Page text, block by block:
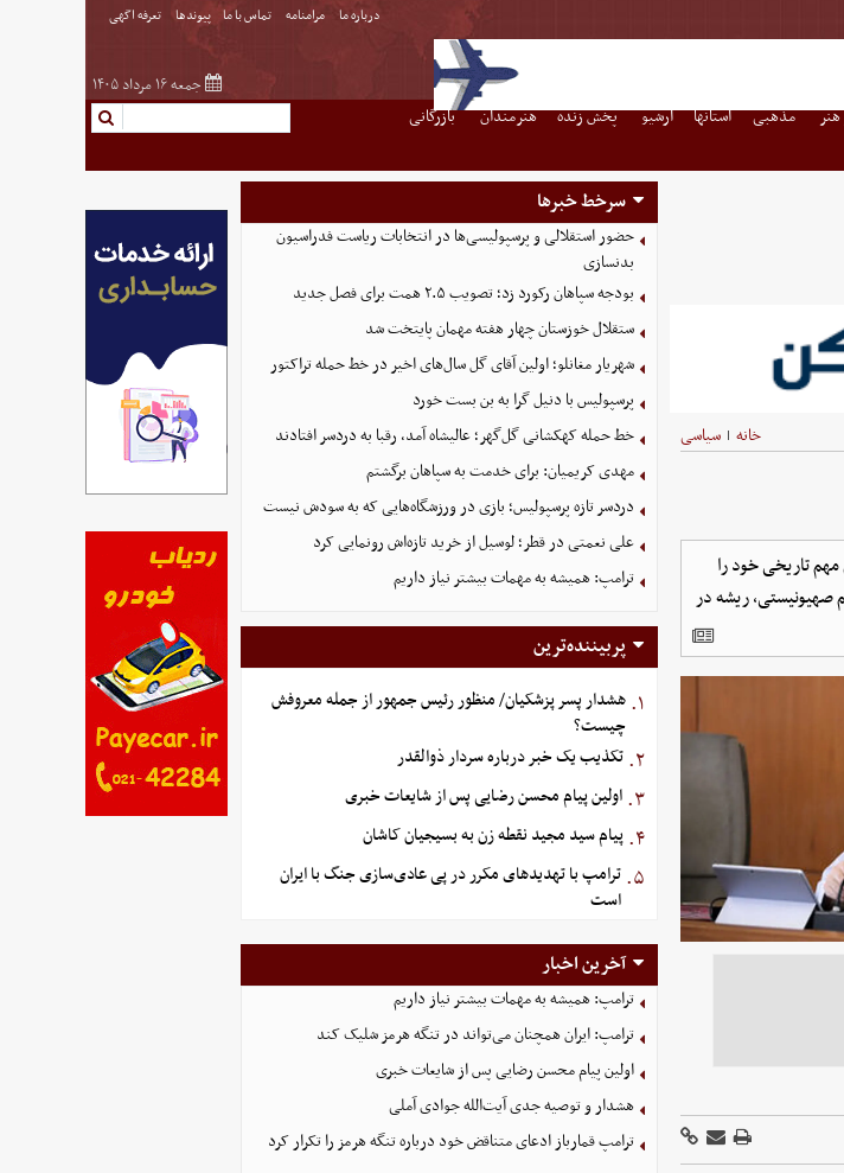
درباره ما مرامنامه تماس با ما پیوندها تعرفه اگهی
جمعه ۱۶ مرداد ۱۴۰۵
مذهبی استانها آرشیو پخش زنده هنرمندان
بازرگانی
خانه | سیاسی
تاریخی خود را
صهیونیستی، ریشه در
سرخط خبرها
حضور استقلالی و پرسپولیسی‌ها در انتخابات ریاست فدراسیون
بدنسازی
بودجه سپاهان رکورد زد؛ تصویب ۲.۵ همت برای فصل جدید
ستقلال خوزستان چهار هفته مهمان پایتخت شد
شهریار مغانلو؛ اولین آقای گل سال‌های اخیر در خط حمله تراکتور
پرسپولیس با دنیل گرا به بن بست خورد
خط حمله کهکشانی گل‌گهر؛ عالیشاه آمد، رقبا به دردسر افتادند
مهدی کریمیان: برای خدمت به سپاهان برگشتم
دردسر تازه پرسپولیس؛ بازی در ورزشگاه‌هایی که به سودش نیست
علی نعمتی در قطر؛ لوسیل از خرید تازه‌اش رونمایی کرد
ترامپ: همیشه به مهمات بیشتر نیاز داریم
پربیننده‌ترین
۱. هشدار پسر پزشکیان/ منظور رئیس جمهور از جمله معروفش
چیست؟
۲. تکذیب یک خبر درباره سردار ذوالقدر
۳. اولین پیام محسن رضایی پس از شایعات خبری
۴. پیام سید مجید نقطه زن به بسیجیان کاشان
۵. ترامپ با تهدیدهای مکرر در پی عادی‌سازی جنگ با ایران
است
آخرین اخبار
ترامپ: همیشه به مهمات بیشتر نیاز داریم
ترامپ: ایران همچنان می‌تواند در تنگه هرمز شلیک کند
اولین پیام محسن رضایی پس از شایعات خبری
هشدار و توصیه جدی آیت‌الله جوادی آملی
ترامپ قمارباز ادعای متناقض خود درباره تنگه هرمز را تکرار کرد